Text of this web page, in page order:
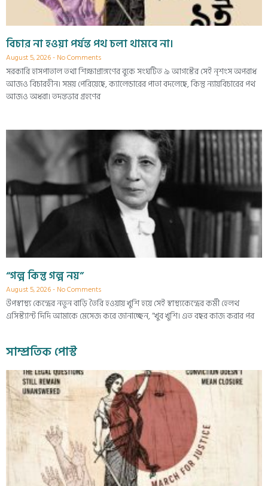
বিচার না হওয়া পর্যন্ত পথ চলা থামবে না।
August 5, 2026 No Comments
সরকারি হাসপাতাল তথা শিক্ষাপ্রাঙ্গণের বুকে সংঘটিত ৯ আগস্টের সেই নৃশংস অপরাধ
আজও বিচারহীন। সময় পেরিয়েছে, ক্যালেন্ডারের পাতা বদলেছে, কিন্তু ন্যায়বিচারের পথ
আজও অধরা। তদন্তভার গ্রহণের
“গল্প কিন্তু গল্প নয়”
August 5, 2026 No Comments
উপস্বাস্থ্য কেন্দ্রের নতুন বাড়ি তৈরি হওয়ায় খুশি হয়ে সেই স্বাস্থ্যকেন্দ্রের কর্মী হেলথ
এসিস্ট্যান্ট দিদি আমাকে মেসেজ করে জানাচ্ছেন, “খুব খুশি। এত বছর কাজ করার পর
সাম্প্রতিক পোস্ট